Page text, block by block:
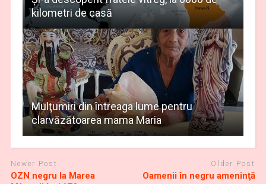
kilometri de casă
Mulţumiri din întreaga lume pentru
clarvăzătoarea mama Maria
Newer Post
OZN negru la Marea
Older Post
Oamenii în negru ameninţă